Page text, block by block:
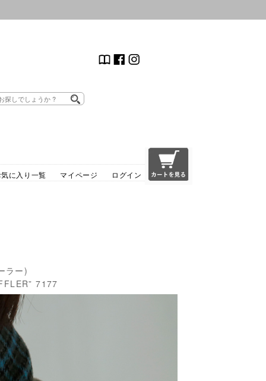
に入り一覧 マイページ ログイン
ラー)
7177